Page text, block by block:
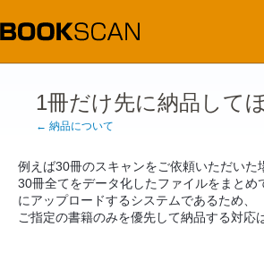
1冊だけ先に納品して
← 納品について
例えば30冊のスキャンをご依頼いただいた
30冊全てをデータ化したファイルをまとめ
にアップロードするシステムであるため、
ご指定の書籍のみを優先して納品する対応